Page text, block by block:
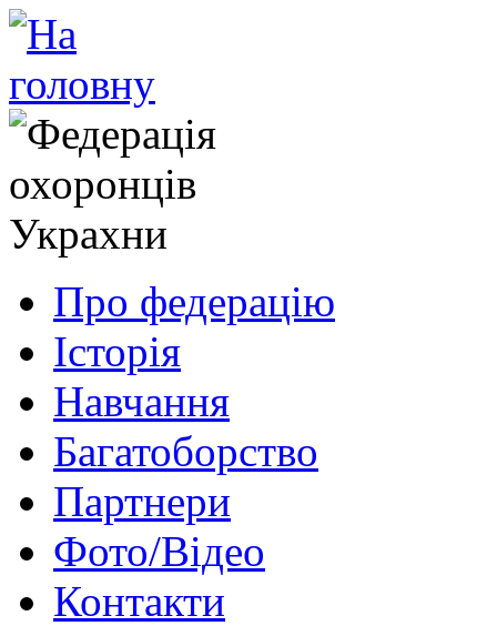
Про федерацію
Історія
Навчання
Багатоборство
Партнери
Фото/Відео
Контакти